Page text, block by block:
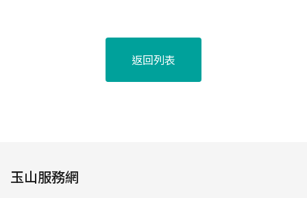
返回列表
玉山服務網